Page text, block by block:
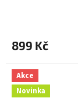
899 Kč
Akce
Novinka